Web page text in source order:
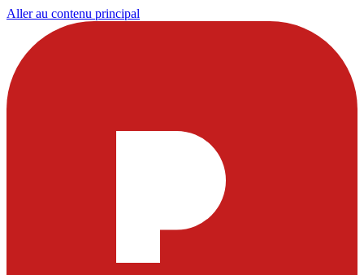
Aller au contenu principal